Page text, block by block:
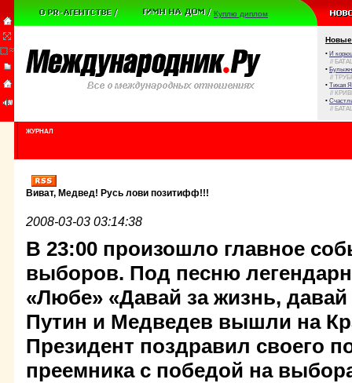
Куплю диплом
Новые
• И
//
•
//
• Тихая
//
•
//
ЖУРНАЛ
Виват, Медвед! Русь лови позитифф!!!
2008-03-03 03:14:38
В 23:00 произошло главное
выборов. Под песню
«Любе» «Давай за жизнь,
Путин и Медведев вышли на
Президент поздравил своего
преемника с победой на